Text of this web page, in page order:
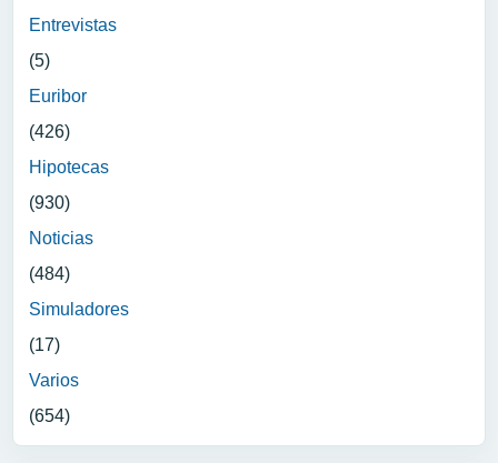
Entrevistas
(5)
Euribor
(426)
Hipotecas
(930)
Noticias
(484)
Simuladores
(17)
Varios
(654)